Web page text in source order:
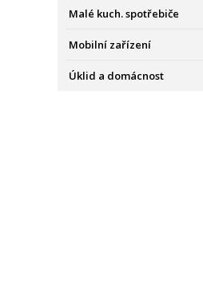
Malé kuch. spotřebiče
Mobilní zařízení
Úklid a domácnost